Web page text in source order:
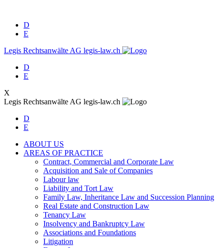
D
E
Legis Rechtsanwälte AG legis-law.ch
D
E
X
Legis Rechtsanwälte AG legis-law.ch
D
E
ABOUT US
AREAS OF PRACTICE
Contract, Commercial and Corporate Law
Acquisition and Sale of Companies
Labour law
Liability and Tort Law
Family Law, Inheritance Law and Succession Planning
Real Estate and Construction Law
Tenancy Law
Insolvency and Bankruptcy Law
Associations and Foundations
Litigation